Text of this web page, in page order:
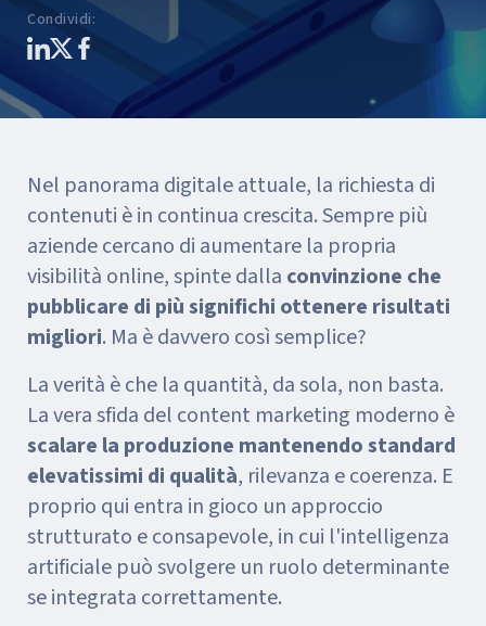
Condividi:
Nel panorama digitale attuale, la richiesta di
contenuti è in continua crescita. Sempre più
aziende cercano di aumentare la propria
visibilità online, spinte dalla convinzione che
pubblicare di più significhi ottenere risultati
migliori. Ma è davvero così semplice?
La verità è che la quantità, da sola, non basta.
La vera sfida del content marketing moderno è
scalare la produzione mantenendo standard
elevatissimi di qualità, rilevanza e coerenza. E
proprio qui entra in gioco un approccio
strutturato e consapevole, in cui l'intelligenza
artificiale può svolgere un ruolo determinante
se integrata correttamente.